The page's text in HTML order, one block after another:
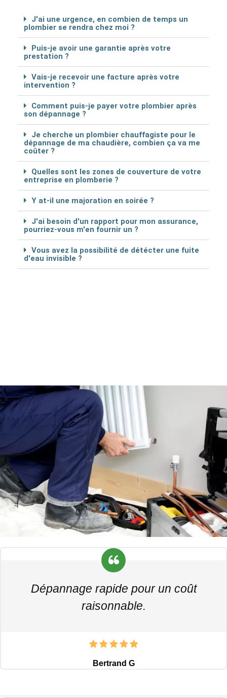
J'ai une urgence, en combien de temps un
plombier se rendra chez moi ?
Puis-je avoir une garantie après votre
prestation ?
Vais-je recevoir une facture après votre
intervention ?
Comment puis-je payer votre plombier après
son dépannage ?
Je cherche un plombier chauffagiste pour le
dépannage de ma chaudière, combien ça va me
coûter ?
Quelles sont les zones de couverture de votre
entreprise en plomberie ?
Y at-il une majoration en soirée ?
J'ai besoin d'un rapport pour mon assurance,
pourriez-vous m'en fournir un ?
Vous avez la possibilité de détécter une fuite
d'eau invisible ?
Dépannage rapide pour un coût
raisonnable.
Bertrand G